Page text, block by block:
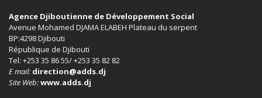
Agence Djiboutienne de Développement Social
Avenue Mohamed DJAMA ELABEH Plateau du serpent
BP:4298 Djibouti
République de Djibouti
Tel: +253 35 86 55/ +253 35 82 82
E mail: direction@adds.dj
Site Web:www.adds.dj